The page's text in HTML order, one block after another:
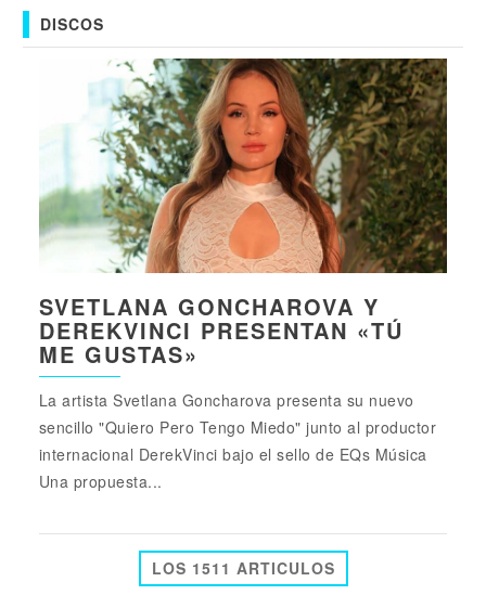
DISCOS
SVETLANA GONCHAROVA Y
DEREKVINCI PRESENTAN «TÚ
ME GUSTAS»
La artista Svetlana Goncharova presenta su nuevo
sencillo "Quiero Pero Tengo Miedo" junto al productor
internacional DerekVinci bajo el sello de EQs Música
Una propuesta...
LOS 1511 ARTICULOS